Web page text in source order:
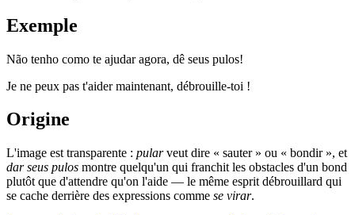
Exemple
Não tenho como te ajudar agora, dê seus pulos!
Je ne peux pas t'aider maintenant, débrouille-toi !
Origine
L'image est transparente : pularveut dire « sauter » ou « bondir », et
dar seus pulos montre quelqu'un qui franchit les obstacles d'un bond
plutôt que d'attendre qu'on l'aide — le même esprit débrouillard qui
se cache derrière des expressions comme se virar.